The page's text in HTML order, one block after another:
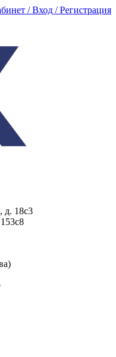
/ Вход / Регистрация
д. 18с3